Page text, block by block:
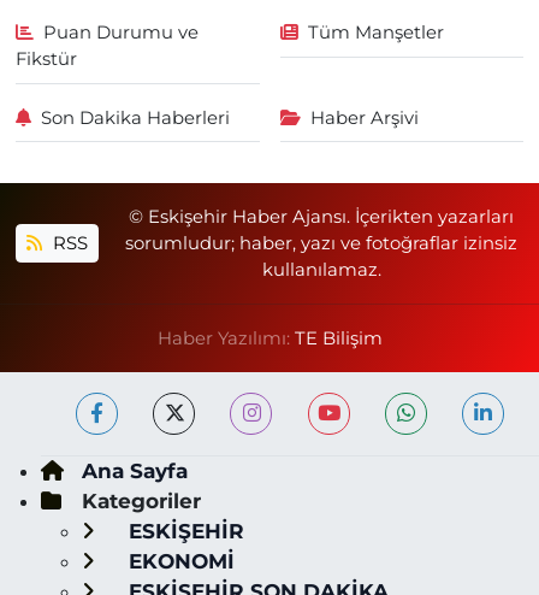
Puan Durumu ve
Fikstür
Tüm Manşetler
Son Dakika Haberleri Haber Arşivi
RSS
© Eskişehir Haber Ajansı. İçerikten yazarları
sorumludur; haber, yazı ve fotoğraflar izinsiz
kullanılamaz.
Haber Yazılımı: TE Bilişim
Ana Sayfa
Kategoriler
ESKİŞEHİR
EKONOMİ